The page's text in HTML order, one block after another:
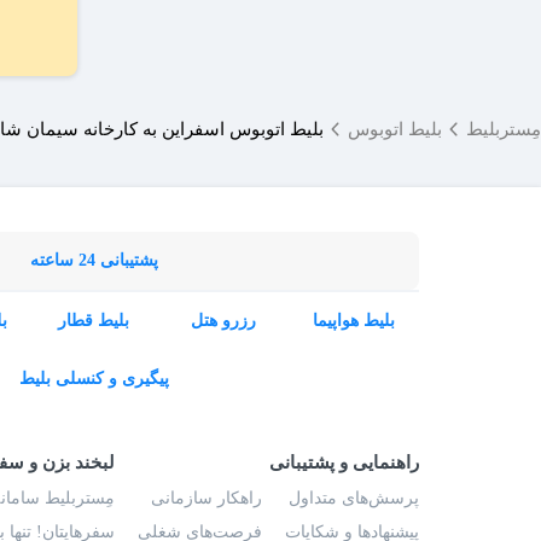
مِستربلیط بلیط اتوبوس بلیط اتوبوس اسفراین به کارخانه سیمان
پشتیبانی 24 ساعته
بلیط هواپیما رزرو هتل بلیط قطار
پیگیری و کنسلی بلیط
راهنمایی و پشتیبانی
پرسش‌های متداول
پیشنهادها و شکایات
راهکار سازمانی
فرصت‌های شغلی
لبخند بزن و
مِستربلیط
سفرهایتان!